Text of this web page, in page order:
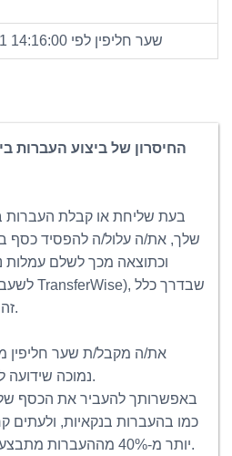
שער חליפין לפי ECB: 2026-07-31 14:16:00
החיסרון של ביצוע העברות
בעת שליחת או קבלת העברות
שלך, את/ה עלול/ה להפסיד כסף
וכתוצאה מכך לשלם עמלות
זה שירות הרבה יותר זול.
נמוכה שידועה לך מראש בכל העברה.
כמו בהעברות בנקאיות, ולעתים
יותר מ-40% מההעברות מתבצעות תוך שניות ספורות.